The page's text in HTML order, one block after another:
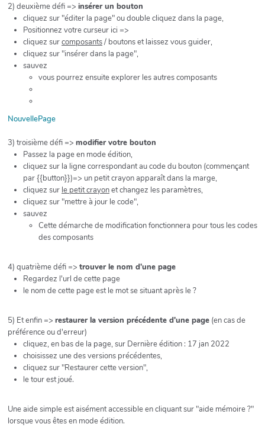
2) deuxième défi => insérer un bouton
cliquez sur "éditer la page" ou double cliquez dans la page,
Positionnez votre curseur ici =>
cliquez surcomposants/ boutons et laissez vous guider,
cliquez sur "insérer dans la page",
sauvez
vous pourrez ensuite explorer les autres composants
NouvellePage
3) troisième défi => modifier votre bouton
Passez la page en mode édition,
cliquez sur la ligne correspondant au code du bouton (commençant
par {{button}})=> un petit crayon apparaît dans la marge,
cliquez sur le petit crayonet changez les paramètres,
cliquez sur "mettre à jour le code",
sauvez
Cette démarche de modification fonctionnera pour tous les codes
des composants
4) quatrième défi => trouver le nom d'une page
Regardez l'url de cette page
le nom de cette page est le mot se situant après le ?
5) Et enfin => restaurer la version précédente d'une page (en cas de
préférence ou d'erreur)
cliquez, en bas de la page, sur Dernière édition : 17 jan 2022
choisissez une des versions précédentes,
cliquez sur "Restaurer cette version",
le tour est joué.
Une aide simple est aisément accessible en cliquant sur "aide mémoire ?"
lorsque vous êtes en mode édition.